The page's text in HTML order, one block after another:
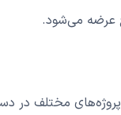
عرضه می‌شود.